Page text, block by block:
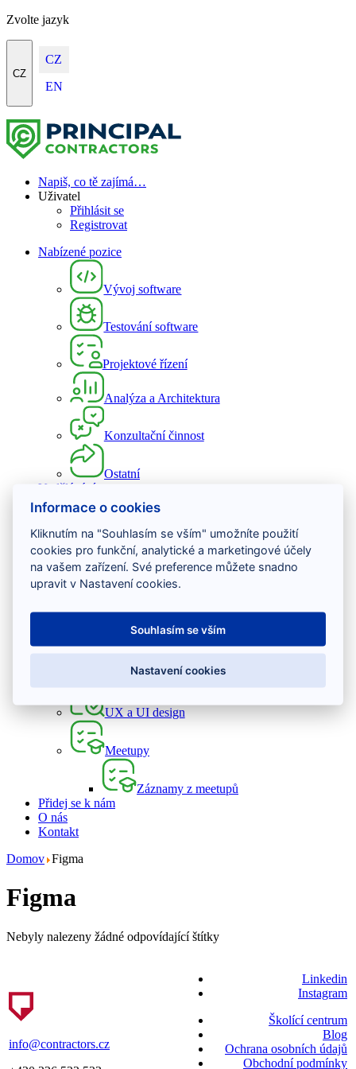
Zvolte jazyk
CZ
CZ
EN
Napiš, co tě zajímá…
Uživatel
Přihlásit se
Registrovat
Nabízené pozice
Vývoj software
Testování software
Projektové řízení
Analýza a Architektura
Konzultační činnost
Ostatní
Vzdělávání
Vývoj software
Testování software
DevOps
Osobní rozvoj
UX a UI design
Meetupy
Záznamy z meetupů
Přidej se k nám
O nás
Kontakt
Domov Figma
Figma
Nebyly nalezeny žádné odpovídající štítky
info@contractors.cz
Linkedin
Instagram
Školící centrum
Blog
Ochrana osobních údajů
Obchodní podmínky
Informace o cookies
Kliknutím na "Souhlasím se vším" umožníte použití
cookies pro funkční, analytické a marketingové účely
na vašem zařízení. Své preference můžete snadno
upravit v Nastavení cookies.
Souhlasím se vším
Nastavení cookies